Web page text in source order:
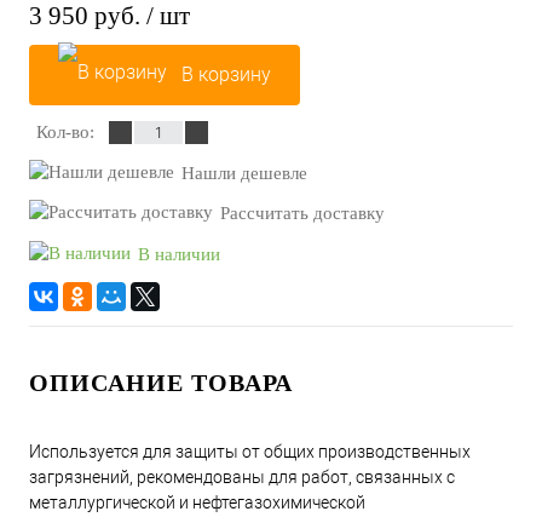
3 950 руб. / шт
В корзину
Кол-во:
Нашли дешевле
Рассчитать доставку
В наличии
ОПИСАНИЕ ТОВАРА
Используется для защиты от общих производственных
загрязнений, рекомендованы для работ, связанных с
металлургической и нефтегазохимической